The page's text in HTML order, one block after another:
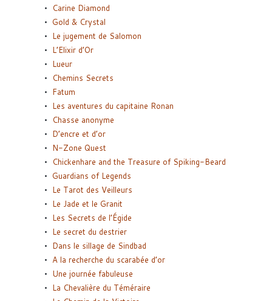
Carine Diamond
Gold & Crystal
Le jugement de Salomon
L’Elixir d’Or
Lueur
Chemins Secrets
Fatum
Les aventures du capitaine Ronan
Chasse anonyme
D’encre et d’or
N-Zone Quest
Chickenhare and the Treasure of Spiking-Beard
Guardians of Legends
Le Tarot des Veilleurs
Le Jade et le Granit
Les Secrets de l’Égide
Le secret du destrier
Dans le sillage de Sindbad
A la recherche du scarabée d’or
Une journée fabuleuse
La Chevalière du Téméraire